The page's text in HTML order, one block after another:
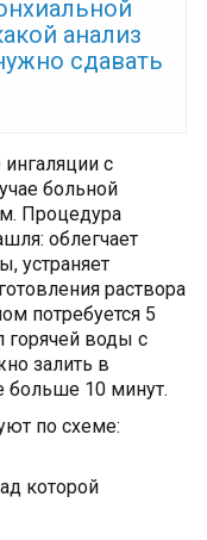
анализ
сдавать
с
больной
Процедура
облегчает
устраняет
раствора
потребуется 5
горячей воды с
залить в
больше 10 минут.
по схеме:
которой